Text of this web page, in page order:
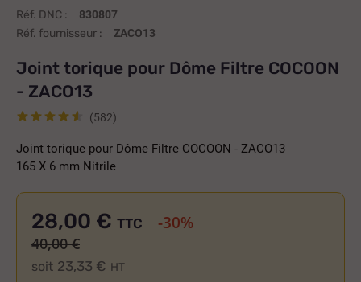
Réf. DNC : 830807
Réf. fournisseur : ZACO13
Joint torique pour Dôme Filtre COCOON
- ZACO13
(582)
Joint torique pour Dôme Filtre COCOON - ZACO13
165 X 6 mm Nitrile
28,00 €
soit 23,33 € HT
TTC -30%
40,00 €